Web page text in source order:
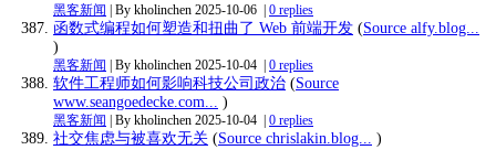
黑客新闻 | By kholinchen 2025-10-06 0 replies
函数式编程如何塑造和扭曲了 Web 前端开发 (Source alfy.blog...
)
黑客新闻 | By kholinchen 2025-10-04 0 replies
软件工程师如何影响科技公司政治 (Source
www.seangoedecke.com... )
黑客新闻 | By kholinchen 2025-10-04 0 replies
社交焦虑与被喜欢无关 (Source chrislakin.blog... )